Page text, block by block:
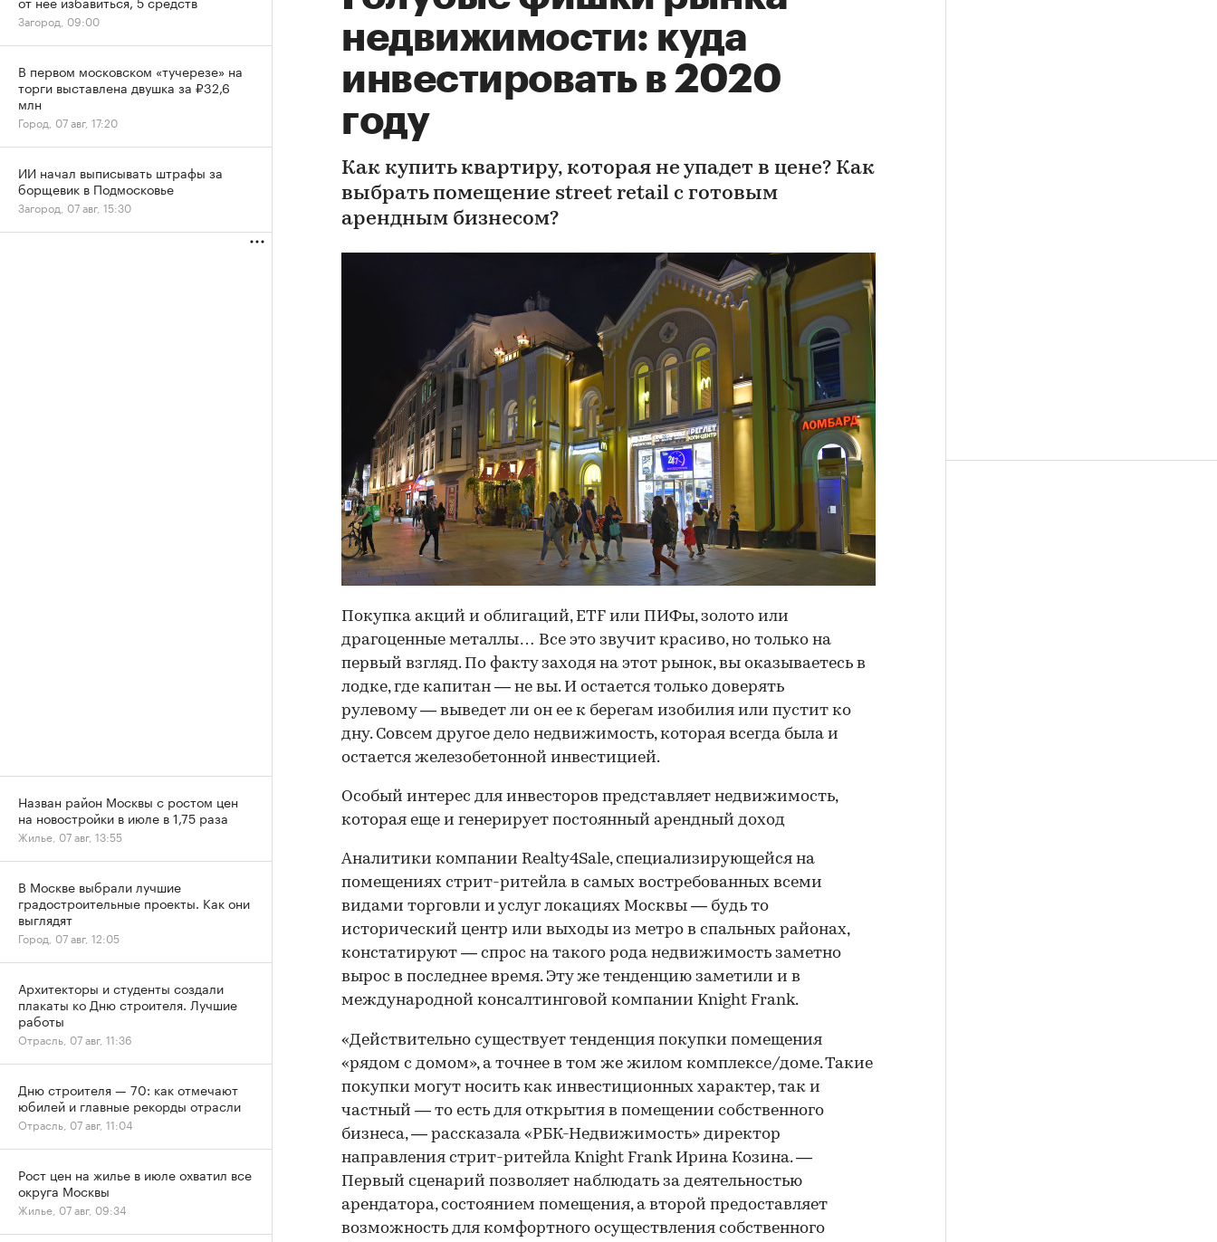
недвижимости: куда
инвестировать в 2020
году
Как купить квартиру, которая не упадет в цене? Как
выбрать помещение street retail с готовым
арендным бизнесом?
Покупка акций и облигаций, ETF или ПИФы, золото или
драгоценные металлы… Все это звучит красиво, но только на
первый взгляд. По факту заходя на этот рынок, вы оказываетесь в
лодке, где капитан — не вы. И остается только доверять
рулевому — выведет ли он ее к берегам изобилия или пустит ко
дну. Совсем другое дело недвижимость, которая всегда была и
остается железобетонной инвестицией.
Особый интерес для инвесторов представляет недвижимость,
которая еще и генерирует постоянный арендный доход
Аналитики компании Realty4Sale, специализирующейся на
помещениях стрит-ритейла в самых востребованных всеми
видами торговли и услуг локациях Москвы — будь то
исторический центр или выходы из метро в спальных районах,
констатируют — спрос на такого рода недвижимость заметно
вырос в последнее время. Эту же тенденцию заметили и в
международной консалтинговой компании Knight Frank.
«Действительно существует тенденция покупки помещения
«рядом с домом», а точнее в том же жилом комплексе/доме. Такие
покупки могут носить как инвестиционных характер, так и
частный — то есть для открытия в помещении собственного
бизнеса, — рассказала «РБК-Недвижимость» директор
направления стрит-ритейла Knight Frank Ирина Козина. —
Первый сценарий позволяет наблюдать за деятельностью
арендатора, состоянием помещения, а второй предоставляет
возможность для комфортного осуществления собственного
Загород, 09:00
В первом московском «тучерезе» на
торги выставлена двушка за ₽32,6
млн
Город, 07 авг, 17:20
ИИ начал выписывать штрафы за
борщевик в Подмосковье
Загород, 07 авг, 15:30
Назван район Москвы с ростом цен
на новостройки в июле в 1,75 раза
Жилье, 07 авг, 13:55
В Москве выбрали лучшие
градостроительные проекты. Как они
выглядят
Город, 07 авг, 12:05
Архитекторы и студенты создали
плакаты ко Дню строителя. Лучшие
работы
Отрасль, 07 авг, 11:36
Дню строителя — 70: как отмечают
юбилей и главные рекорды отрасли
Отрасль, 07 авг, 11:04
Рост цен на жилье в июле охватил все
округа Москвы
Жилье, 07 авг, 09:34